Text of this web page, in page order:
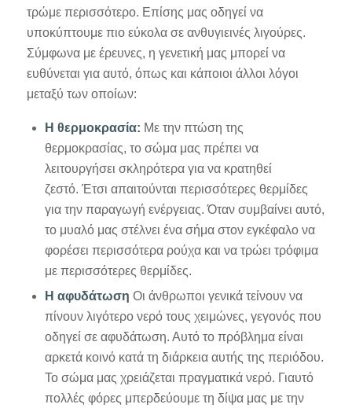
τρώμε περισσότερο. Επίσης μας οδηγεί να
υποκύπτουμε πιο εύκολα σε ανθυγιεινές λιγούρες.
Σύμφωνα με έρευνες, η γενετική μας μπορεί να
ευθύνεται για αυτό, όπως και κάποιοι άλλοι λόγοι
μεταξύ των οποίων:
Η θερμοκρασία: Με την πτώση της
θερμοκρασίας, το σώμα μας πρέπει να
λειτουργήσει σκληρότερα για να κρατηθεί
ζεστό. Έτσι απαιτούνται περισσότερες θερμίδες
για την παραγωγή ενέργειας. Όταν συμβαίνει αυτό,
το μυαλό μας στέλνει ένα σήμα στον εγκέφαλο να
φορέσει περισσότερα ρούχα και να τρώει τρόφιμα
με περισσότερες θερμίδες.
Η αφυδάτωση Οι άνθρωποι γενικά τείνουν να
πίνουν λιγότερο νερό τους χειμώνες, γεγονός που
οδηγεί σε αφυδάτωση. Αυτό το πρόβλημα είναι
αρκετά κοινό κατά τη διάρκεια αυτής της περιόδου.
Το σώμα μας χρειάζεται πραγματικά νερό. Γιαυτό
πολλές φόρες μπερδεύουμε τη δίψα μας με την